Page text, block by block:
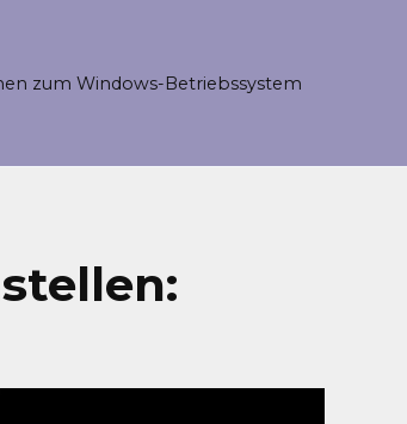
zum Windows-Betriebssystem